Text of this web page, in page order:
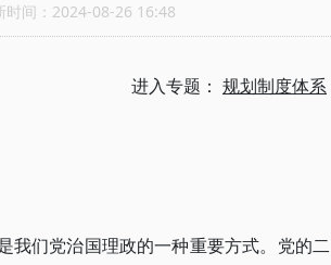
间：2024-08-26 16:48
进入专题： 规划制度体系
我们党治国理政的一种重要方式。党的二